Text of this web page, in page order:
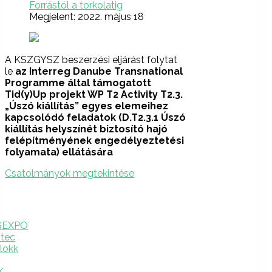
Forrástól a torkolatig
Megjelent: 2022. május 18
A KSZGYSZ beszerzési eljárást folytat
le az Interreg Danube Transnational
Programme által támogatott
Tid(y)Up projekt WP T2 Activity T2.3.
„Úszó kiállítás” egyes elemeihez
kapcsolódó feladatok (D.T2.3.1 Úszó
kiállítás helyszínét biztosító hajó
felépítményének engedélyeztetési
folyamata) ellátására
Csatolmányok megtekintése